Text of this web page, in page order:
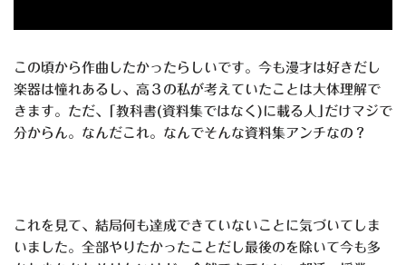
この頃から作曲したかったらしいです。今も漫才は好きだし
楽器は憧れあるし、高３の私が考えていたことは大体理解で
きます。ただ、｢教科書(資料集ではなく)に載る人｣だけマジで
分からん。なんだこれ。なんでそんな資料集アンチなの？
これを見て、結局何も達成できていないことに気づいてしま
いました。全部やりたかったことだし最後のを除いて今も多